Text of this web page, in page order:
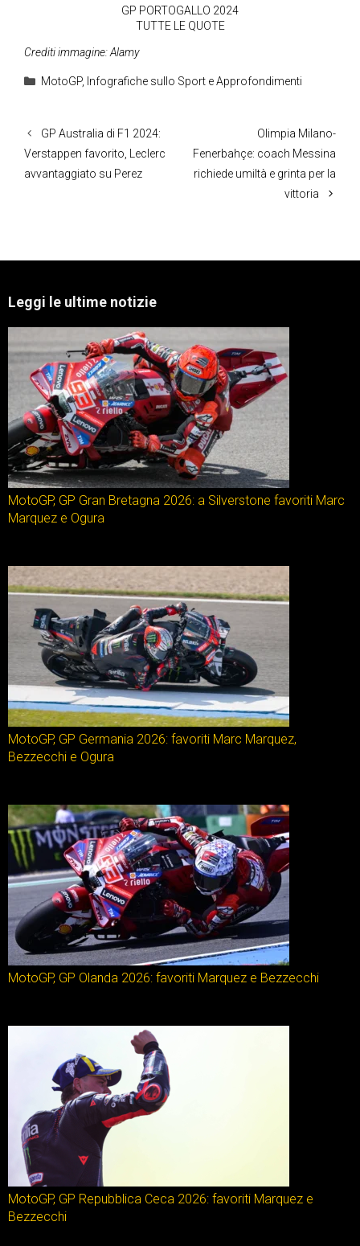
GP PORTOGALLO 2024
TUTTE LE QUOTE
Crediti immagine: Alamy
Categorie
MotoGP, Infografiche sullo Sport e Approfondimenti
GP Australia di F1 2024:
Verstappen favorito, Leclerc
avvantaggiato su Perez
Olimpia Milano-
Fenerbahçe: coach Messina
richiede umiltà e grinta per la
vittoria
Leggi le ultime notizie
MotoGP, GP Gran Bretagna 2026: a Silverstone favoriti Marc
Marquez e Ogura
MotoGP, GP Germania 2026: favoriti Marc Marquez,
Bezzecchi e Ogura
MotoGP, GP Olanda 2026: favoriti Marquez e Bezzecchi
MotoGP, GP Repubblica Ceca 2026: favoriti Marquez e
Bezzecchi